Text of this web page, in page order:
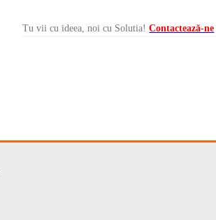
Tu vii cu ideea, noi cu Solutia!Contactează-ne